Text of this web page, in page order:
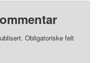
Obligatoriske felt